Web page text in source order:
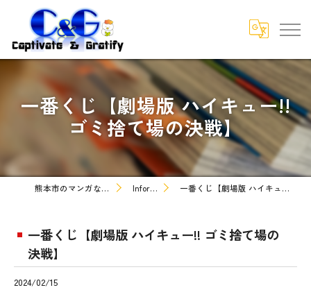
一番くじ【劇場版 ハイキュー!!
ゴミ捨て場の決戦】
熊本市のマンガなら株式会社C&G Information 一番くじ【劇場版 ハイキュー!! ゴミ捨て場の決戦】
一番くじ【劇場版 ハイキュー!! ゴミ捨て場の
決戦】
2024/02/15